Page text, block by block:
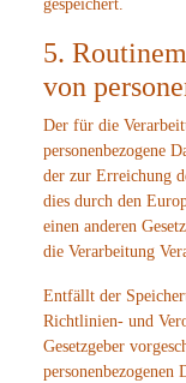
gespeichert.
5.
von
Der für die
personenbezogene
der zur Erreichung
dies durch den
einen anderen
die Verarbeitung
Entfällt der
Richtlinien- und
Gesetzgeber
personenbezogenen